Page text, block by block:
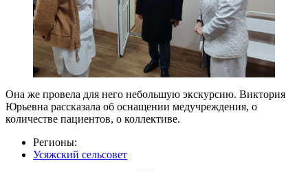
Она же провела для него небольшую экскурсию. Виктория
Юрьевна рассказала об оснащении медучреждения, о
количестве пациентов, о коллективе.
Регионы:
Усяжский сельсовет